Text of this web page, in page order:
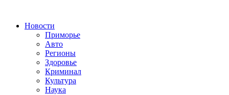
Новости
Приморье
Авто
Регионы
Здоровье
Криминал
Культура
Наука